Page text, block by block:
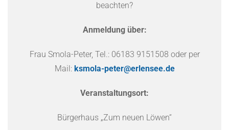
beachten?
Anmeldung über:
Frau Smola-Peter, Tel.: 06183 9151508 oder per
Mail: ksmola-peter@erlensee.de
Veranstaltungsort:
Bürgerhaus „Zum neuen Löwen“